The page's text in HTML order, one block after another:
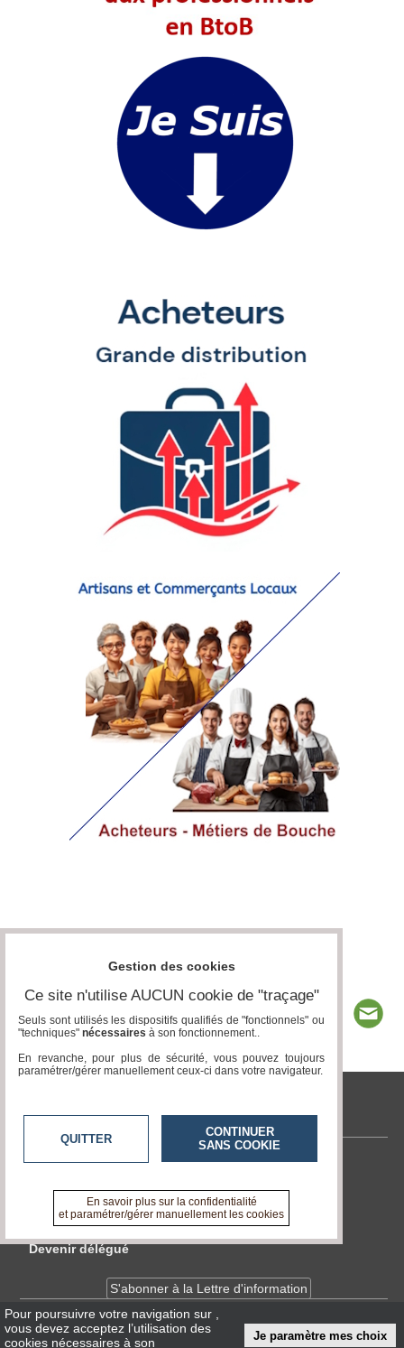
tvlocale.fr
En savoir +
A propos de tvlocale.fr
Devenir délégué
S'abonner à la Lettre d'information
InfosCNIL/RGPD
Pour poursuivre votre navigation sur
vous devez acceptez l’utilisation des
cookies nécessaires à son
Je paramètre mes choix
Gestion des cookies
Ce site n'utilise AUCUN cookie de "traçage"
Seuls sont utilisés les dispositifs qualifiés de "fonctionnels" ou
"techniques" nécessaires à son fonctionnement..
En revanche, pour plus de sécurité, vous pouvez toujours
paramétrer/gérer manuellement ceux-ci dans votre navigateur.
QUITTER
CONTINUER
SANS COOKIE
En savoir plus sur la confidentialité
et paramétrer/gérer manuellement les cookies